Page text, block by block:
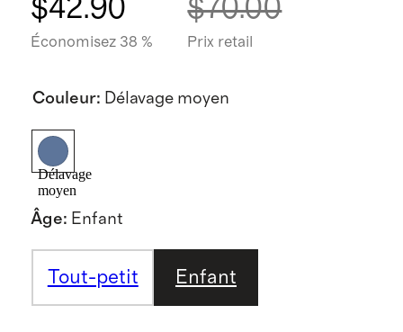
$42.90
Économisez 38 %
$70.00
Prix retail
Couleur: Délavage moyen
Délavage
moyen
Âge: Enfant
Tout-petit Enfant